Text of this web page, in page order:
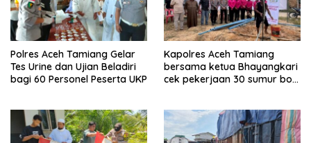
Polres Aceh Tamiang Gelar
Tes Urine dan Ujian Beladiri
bagi 60 Personel Peserta UKP
Kapolres Aceh Tamiang
bersama ketua Bhayangkari
cek pekerjaan 30 sumur bor